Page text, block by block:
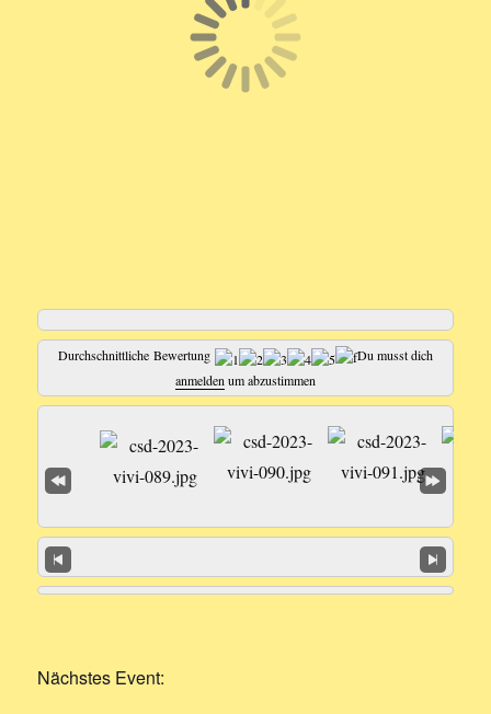
Durchschnittliche Bewertung
Du musst dich
anmeldenum abzustimmen
Nächstes Event: